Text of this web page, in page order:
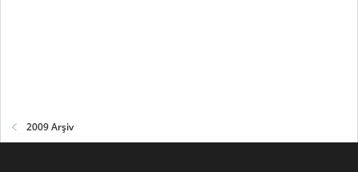
2009 Arşiv